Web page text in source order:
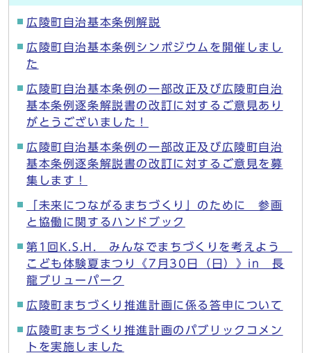
広陵町自治基本条例解説
広陵町自治基本条例シンポジウムを開催しまし
た
広陵町自治基本条例の一部改正及び広陵町自治
基本条例逐条解説書の改訂に対するご意見あり
がとうございました！
広陵町自治基本条例の一部改正及び広陵町自治
基本条例逐条解説書の改訂に対するご意見を募
集します！
「未来につながるまちづくり」のために 参画
と協働に関するハンドブック
第1回K.S.H. みんなでまちづくりを考えよう
こども体験夏まつり《7月30日（日）》in 長
龍ブリューパーク
広陵町まちづくり推進計画に係る答申について
広陵町まちづくり推進計画のパブリックコメン
トを実施しました